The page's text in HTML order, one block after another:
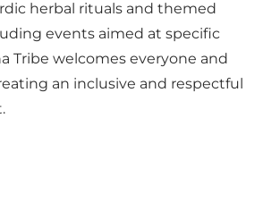
herbal rituals and themed
events aimed at specific
Tribe welcomes everyone and
an inclusive and respectful